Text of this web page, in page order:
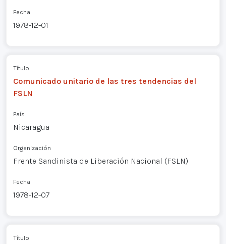
Fecha
1978-12-01
Título
Comunicado unitario de las tres tendencias del
FSLN
País
Nicaragua
Organización
Frente Sandinista de Liberación Nacional (FSLN)
Fecha
1978-12-07
Título